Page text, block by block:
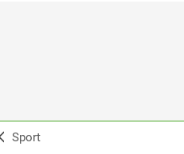
Sport